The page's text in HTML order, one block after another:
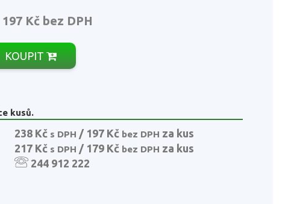
197 Kč bez DPH
KOUPIT
kusů.
238 Kčs DPH / 197 Kč bez DPH za kus
217 Kčs DPH / 179 Kč bez DPH za kus
244 912 222